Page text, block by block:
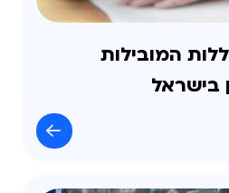
המובילות
בישראל